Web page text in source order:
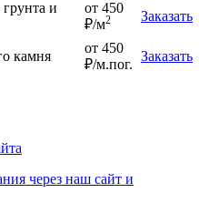
и
от 450
₽/м2 Заказать
камня
от 450
₽/м.пог.
Заказать
через наш сайт и